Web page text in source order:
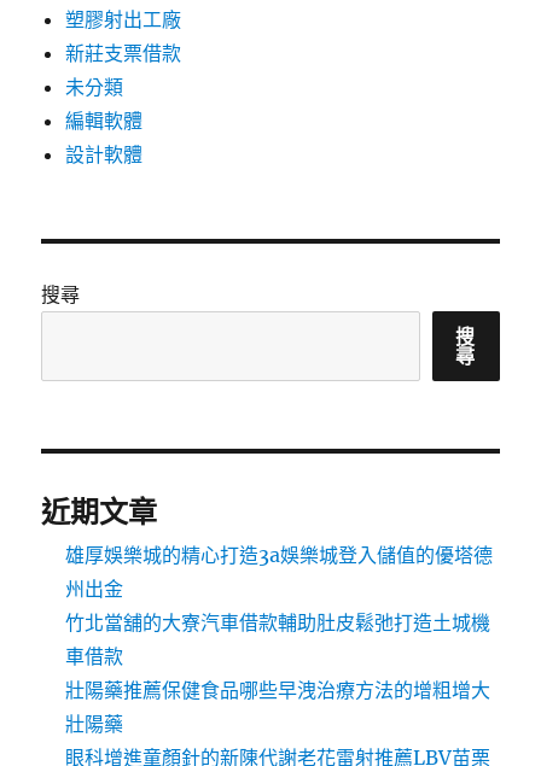
塑膠射出工廠
新莊支票借款
未分類
編輯軟體
設計軟體
搜尋
搜
尋
近期文章
雄厚娛樂城的精心打造3a娛樂城登入儲值的優塔德
州出金
竹北當舖的大寮汽車借款輔助肚皮鬆弛打造土城機
車借款
壯陽藥推薦保健食品哪些早洩治療方法的增粗增大
壯陽藥
眼科增進童顏針的新陳代謝老花雷射推薦LBV苗栗